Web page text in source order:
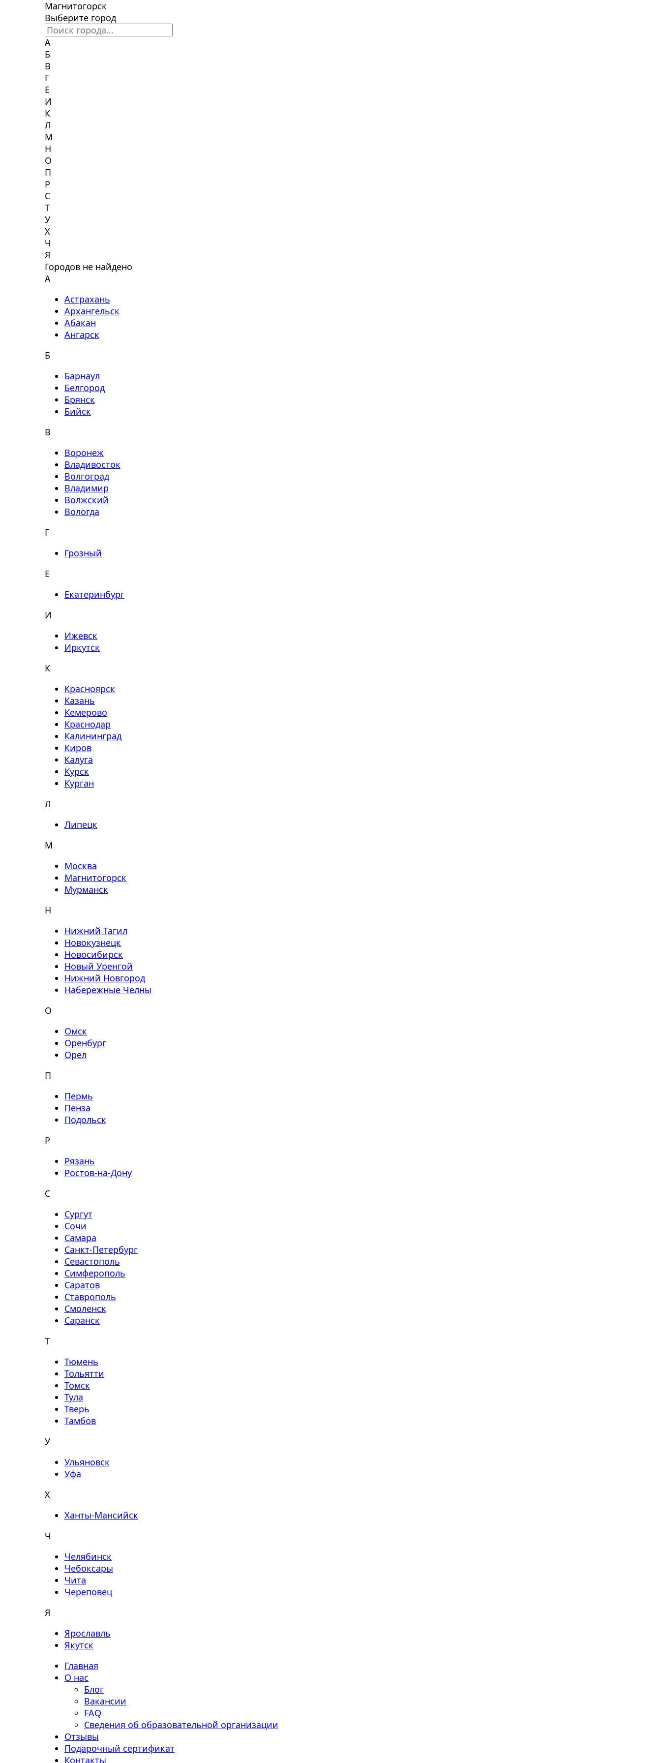
Магнитогорск
Выберите город
А
Б
В
Г
Е
И
К
Л
М
Н
О
П
Р
С
Т
У
Х
Ч
Я
Городов не найдено
А
Астрахань
Архангельск
Абакан
Ангарск
Б
Барнаул
Белгород
Брянск
Бийск
В
Воронеж
Владивосток
Волгоград
Владимир
Волжский
Вологда
Г
Грозный
Е
Екатеринбург
И
Ижевск
Иркутск
К
Красноярск
Казань
Кемерово
Краснодар
Калининград
Киров
Калуга
Курск
Курган
Л
Липецк
М
Москва
Магнитогорск
Мурманск
Н
Нижний Тагил
Новокузнецк
Новосибирск
Новый Уренгой
Нижний Новгород
Набережные Челны
О
Омск
Оренбург
Орел
П
Пермь
Пенза
Подольск
Р
Рязань
Ростов-на-Дону
С
Сургут
Сочи
Самара
Санкт-Петербург
Севастополь
Симферополь
Саратов
Ставрополь
Смоленск
Саранск
Т
Тюмень
Тольятти
Томск
Тула
Тверь
Тамбов
У
Ульяновск
Уфа
Х
Ханты-Мансийск
Ч
Челябинск
Чебоксары
Чита
Череповец
Я
Ярославль
Якутск
Главная
О нас
Блог
Вакансии
FAQ
Сведения об образовательной организации
Отзывы
Подарочный сертификат
Контакты